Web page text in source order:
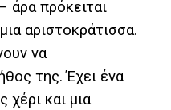
άρα πρόκειται
αριστοκράτισσα.
να
της. Έχει ένα
χέρι και μια